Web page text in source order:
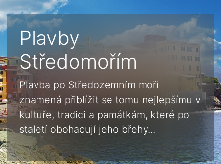
Plavby
Středomořím
Plavba po Středozemním moři
znamená přiblížit se tomu nejlepšímu v
kultuře, tradici a památkám, které po
staletí obohacují jeho břehy...